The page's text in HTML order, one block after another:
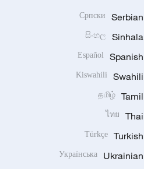
Serbian
Српски
Sinhala
සිංහල
Spanish
Español
Swahili
Kiswahili
Tamil
தமிழ்
Thai
ไทย
Turkish
Türkçe
Ukrainian
Українська